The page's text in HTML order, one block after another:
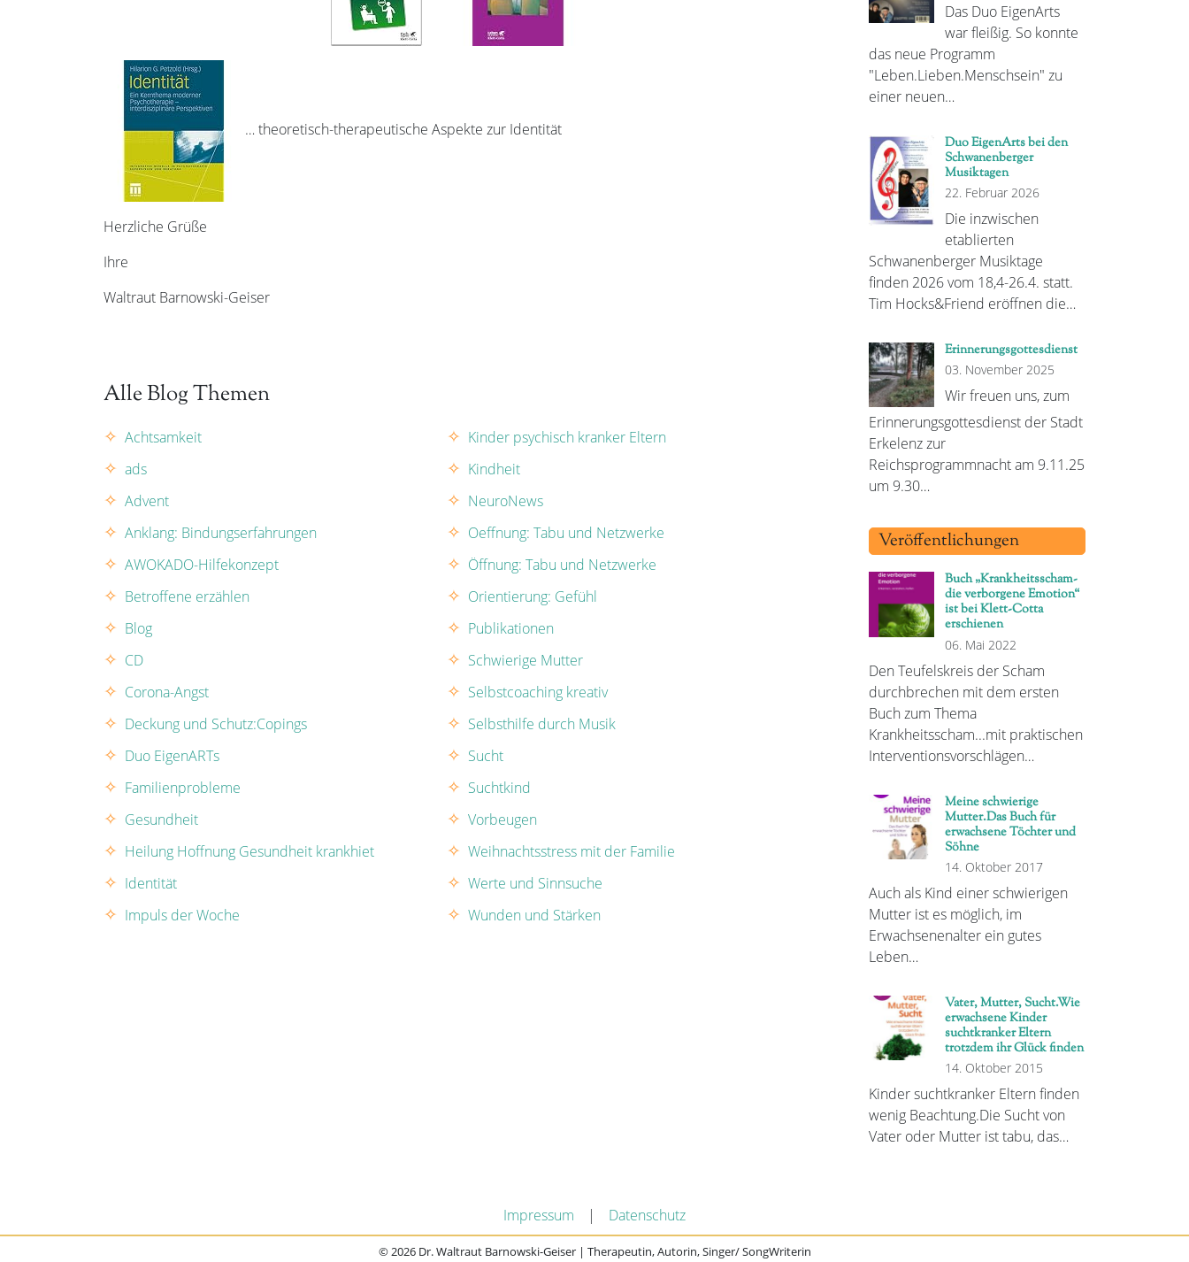
… theoretisch-therapeutische Aspekte zur Identität
Herzliche Grüße
Ihre
Waltraut Barnowski-Geiser
Alle Blog Themen
Achtsamkeit
ads
Advent
Anklang: Bindungserfahrungen
AWOKADO-Hilfekonzept
Betroffene erzählen
Blog
CD
Corona-Angst
Deckung und Schutz:Copings
Duo EigenARTs
Familienprobleme
Gesundheit
Heilung Hoffnung Gesundheit krankhiet
Identität
Impuls der Woche
Kinder psychisch kranker Eltern
Kindheit
NeuroNews
Oeffnung: Tabu und Netzwerke
Öffnung: Tabu und Netzwerke
Orientierung: Gefühl
Publikationen
Schwierige Mutter
Selbstcoaching kreativ
Selbsthilfe durch Musik
Sucht
Suchtkind
Vorbeugen
Weihnachtsstress mit der Familie
Werte und Sinnsuche
Wunden und Stärken
Das Duo EigenArts
war fleißig. So konnte
das neue Programm
"Leben.Lieben.Menschsein" zu
einer neuen…
Duo EigenArts bei den
Schwanenberger
Musiktagen
22. Februar 2026
Die inzwischen
etablierten
Schwanenberger Musiktage
finden 2026 vom 18,4-26.4. statt.
Tim Hocks&Friend eröffnen die…
Erinnerungsgottesdienst
03. November 2025
Wir freuen uns, zum
Erinnerungsgottesdienst der Stadt
Erkelenz zur
Reichsprogrammnacht am 9.11.25
um 9.30…
Veröffentlichungen
Buch „Krankheitsscham-
die verborgene Emotion“
ist bei Klett-Cotta
erschienen
06. Mai 2022
Den Teufelskreis der Scham
durchbrechen mit dem ersten
Buch zum Thema
Krankheitsscham...mit praktischen
Interventionsvorschlägen…
Meine schwierige
Mutter.Das Buch für
erwachsene Töchter und
Söhne
14. Oktober 2017
Auch als Kind einer schwierigen
Mutter ist es möglich, im
Erwachsenenalter ein gutes
Leben…
Vater, Mutter, Sucht.Wie
erwachsene Kinder
suchtkranker Eltern
trotzdem ihr Glück finden
14. Oktober 2015
Kinder suchtkranker Eltern finden
wenig Beachtung.Die Sucht von
Vater oder Mutter ist tabu, das…
Impressum | Datenschutz
© 2026 Dr. Waltraut Barnowski-Geiser | Therapeutin, Autorin, Singer/ SongWriterin